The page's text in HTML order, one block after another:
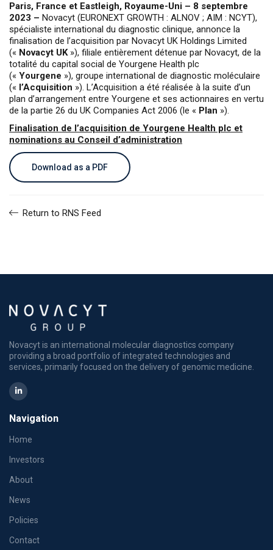
Paris, France et Eastleigh, Royaume-Uni – 8 septembre
2023 – Novacyt (EURONEXT GROWTH : ALNOV ; AIM : NCYT),
spécialiste international du diagnostic clinique, annonce la
finalisation de l’acquisition par Novacyt UK Holdings Limited
(« Novacyt UK»), filiale entièrement détenue par Novacyt, de la
totalité du capital social de Yourgene Health plc
(« Yourgene »), groupe international de diagnostic moléculaire
(« l’Acquisition »). L’Acquisition a été réalisée à la suite d’un
plan d’arrangement entre Yourgene et ses actionnaires en vertu
de la partie 26 du UK Companies Act 2006 (le « Plan »).
Finalisation de l’acquisition de Yourgene Health plc et
nominations au Conseil d’administration
Download as a PDF
Return to RNS Feed
Novacyt is an international molecular diagnostics company
providing a broad portfolio of integrated technologies and
services, primarily focused on the delivery of genomic medicine.
Navigation
Home
Investors
About
News
Policies
Contact